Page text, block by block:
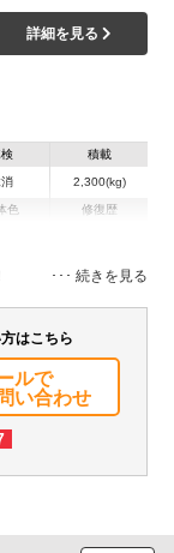
詳細を見る
積載
2,300(kg)
色 修復歴
ETC
はこちら
ルで
い合わせ